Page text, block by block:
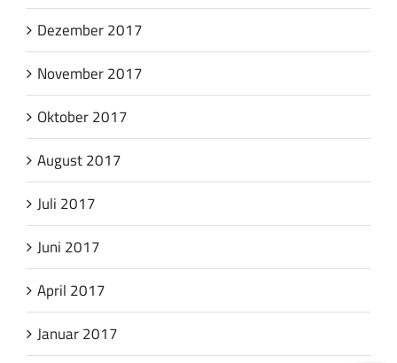
Dezember 2017
November 2017
Oktober 2017
August 2017
Juli 2017
Juni 2017
April 2017
Januar 2017